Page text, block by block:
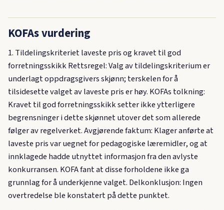
KOFAs vurdering
1. Tildelingskriteriet laveste pris og kravet til god
forretningsskikk Rettsregel: Valg av tildelingskriterium er
underlagt oppdragsgivers skjønn; terskelen for å
tilsidesette valget av laveste pris er høy. KOFAs tolkning:
Kravet til god forretningsskikk setter ikke ytterligere
begrensninger i dette skjønnet utover det som allerede
følger av regelverket. Avgjørende faktum: Klager anførte at
laveste pris var uegnet for pedagogiske læremidler, og at
innklagede hadde utnyttet informasjon fra den avlyste
konkurransen. KOFA fant at disse forholdene ikke ga
grunnlag for å underkjenne valget. Delkonklusjon: Ingen
overtredelse ble konstatert på dette punktet.